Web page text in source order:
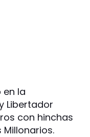
en la
Libertador
con hinchas